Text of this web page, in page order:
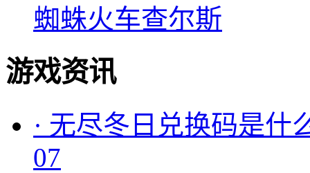
蜘蛛火车查尔斯
游戏资讯
· 无尽冬日兑换码是什
07